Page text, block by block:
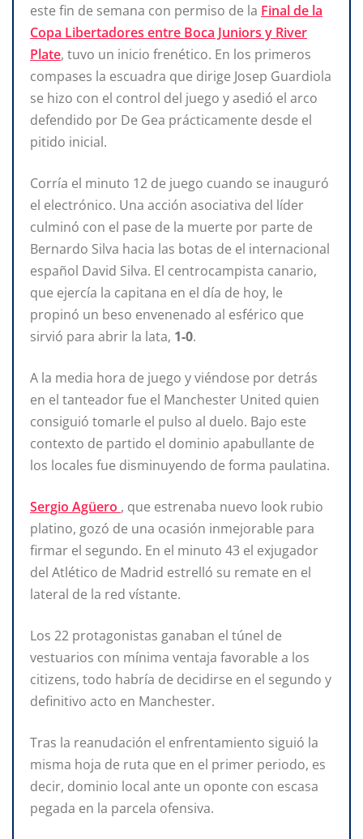
este fin de semana con permiso de la Final de la
Copa Libertadores entre Boca Juniors y River
Plate, tuvo un inicio frenético. En los primeros
compases la escuadra que dirige Josep Guardiola
se hizo con el control del juego y asedió el arco
defendido por De Gea prácticamente desde el
pitido inicial.
Corría el minuto 12 de juego cuando se inauguró
el electrónico. Una acción asociativa del líder
culminó con el pase de la muerte por parte de
Bernardo Silva hacia las botas de el internacional
español David Silva. El centrocampista canario,
que ejercía la capitana en el día de hoy, le
propinó un beso envenenado al esférico que
sirvió para abrir la lata, 1-0.
A la media hora de juego y viéndose por detrás
en el tanteador fue el Manchester United quien
consiguió tomarle el pulso al duelo. Bajo este
contexto de partido el dominio apabullante de
los locales fue disminuyendo de forma paulatina.
Sergio Agüero , que estrenaba nuevo look rubio
platino, gozó de una ocasión inmejorable para
firmar el segundo. En el minuto 43 el exjugador
del Atlético de Madrid estrelló su remate en el
lateral de la red vístante.
Los 22 protagonistas ganaban el túnel de
vestuarios con mínima ventaja favorable a los
citizens, todo habría de decidirse en el segundo y
definitivo acto en Manchester.
Tras la reanudación el enfrentamiento siguió la
misma hoja de ruta que en el primer periodo, es
decir, dominio local ante un oponte con escasa
pegada en la parcela ofensiva.